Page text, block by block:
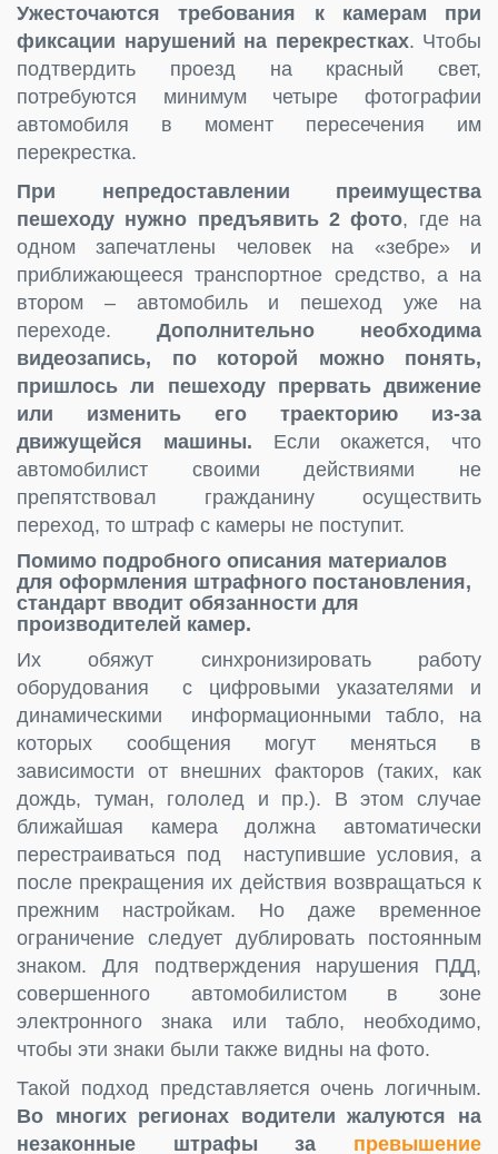
Ужесточаются требования к камерам при
фиксации нарушений на перекрестках. Чтобы
подтвердить проезд на красный свет,
потребуются минимум четыре фотографии
автомобиля в момент пересечения им
перекрестка.
При непредоставлении преимущества
пешеходу нужно предъявить 2 фото, где на
одном запечатлены человек на «зебре» и
приближающееся транспортное средство, а на
втором – автомобиль и пешеход уже на
переходе. Дополнительно необходима
видеозапись, по которой можно понять,
пришлось ли пешеходу прервать движение
или изменить его траекторию из-за
движущейся машины. Если окажется, что
автомобилист своими действиями не
препятствовал гражданину осуществить
переход, то штраф с камеры не поступит.
Помимо подробного описания материалов
для оформления штрафного постановления,
стандарт вводит обязанности для
производителей камер.
Их обяжут синхронизировать работу
оборудования с цифровыми указателями и
динамическими информационными табло, на
которых сообщения могут меняться в
зависимости от внешних факторов (таких, как
дождь, туман, гололед и пр.). В этом случае
ближайшая камера должна автоматически
перестраиваться под наступившие условия, а
после прекращения их действия возвращаться к
прежним настройкам. Но даже временное
ограничение следует дублировать постоянным
знаком. Для подтверждения нарушения ПДД,
совершенного автомобилистом в зоне
электронного знака или табло, необходимо,
чтобы эти знаки были также видны на фото.
Такой подход представляется очень логичным.
Во многих регионах водители жалуются на
незаконные штрафы за превышение